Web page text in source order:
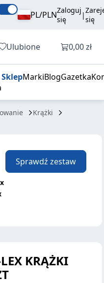
PL/PLNZaloguj
się
|się
Ulubione Otwórz
0,00 zł
SklepMarkiBlogGazetka
Krążki
Sprawdź zestaw
KRĄŻKI